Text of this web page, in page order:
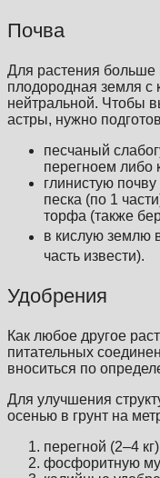
Почва
Для растения больше
плодородная земля с
нейтральной. Чтобы
астры, нужно
песчаный
перегноем либо
глинистую
песка (по 1
торфа (также
в кислую землю
часть извести).
Удобрения
Как любое другое
питательных
вноситься по
Для улучшения
осенью в грунт на
перегной (2–4
фосфоритную